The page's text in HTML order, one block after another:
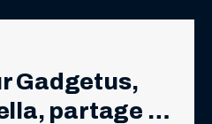
Gadgetus,
partage